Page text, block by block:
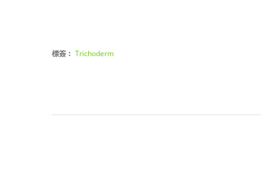
標簽︰ Trichoderm